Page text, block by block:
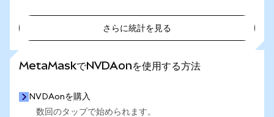
さらに統計を見る
MetaMaskでNVDAonを使用する方法
NVDAonを購入
数回のタップで始められます。